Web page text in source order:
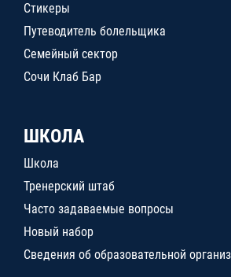
Стикеры
Путеводитель болельщика
Семейный сектор
Сочи Клаб Бар
ШКОЛА
Школа
Тренерский штаб
Часто задаваемые вопросы
Новый набор
Сведения об образовательной